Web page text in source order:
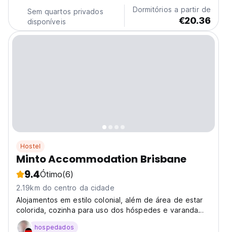
Sem quartos privados
disponíveis
Dormitórios a partir de
€20.36
Hostel
Minto Accommodation Brisbane
9.4Ótimo(6)
2.19km do centro da cidade
Alojamentos em estilo colonial, além de área de estar
colorida, cozinha para uso dos hóspedes e varanda
com vista.
hospedados